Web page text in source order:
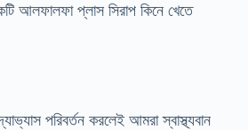
আলফালফা প্লাস সিরাপ কিনে খেতে
পরিবর্তন করলেই আমরা স্বাস্থ্যবান